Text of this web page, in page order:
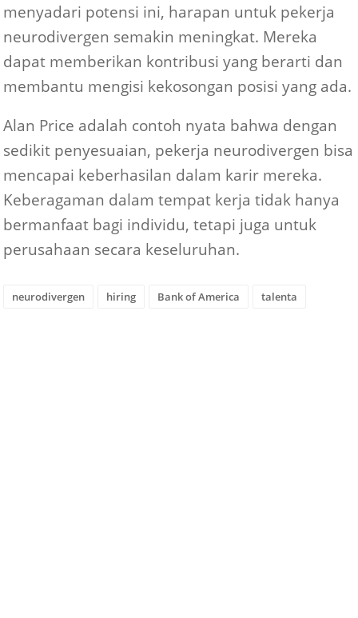
menyadari potensi ini, harapan untuk pekerja
neurodivergen semakin meningkat. Mereka
dapat memberikan kontribusi yang berarti dan
membantu mengisi kekosongan posisi yang ada.
Alan Price adalah contoh nyata bahwa dengan
sedikit penyesuaian, pekerja neurodivergen bisa
mencapai keberhasilan dalam karir mereka.
Keberagaman dalam tempat kerja tidak hanya
bermanfaat bagi individu, tetapi juga untuk
perusahaan secara keseluruhan.
neurodivergen hiring Bank of America talenta